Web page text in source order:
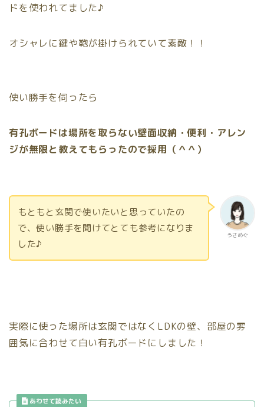
ドを使われてました♪
オシャレに鍵や鞄が掛けられていて素敵！！
使い勝手を伺ったら
有孔ボードは場所を取らない壁面収納・便利・アレン
ジが無限と教えてもらったので採用（＾＾）
うさめぐ
もともと玄関で使いたいと思っていたの
で、使い勝手を聞けてとても参考になりま
した♪
実際に使った場所は玄関ではなくLDKの壁、部屋の雰
囲気に合わせて白い有孔ボードにしました！